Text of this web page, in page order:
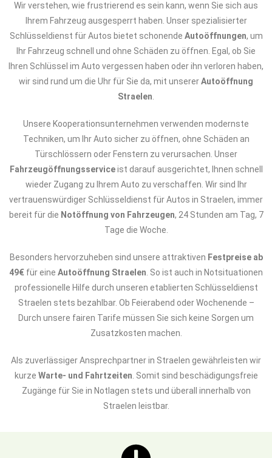
Wir verstehen, wie frustrierend es sein kann, wenn Sie sich aus
Ihrem Fahrzeug ausgesperrt haben. Unser spezialisierter
Schlüsseldienst für Autos bietet schonende Autoöffnungen, um
Ihr Fahrzeug schnell und ohne Schäden zu öffnen. Egal, ob Sie
Ihren Schlüssel im Auto vergessen haben oder ihn verloren haben,
wir sind rund um die Uhr für Sie da, mit unsererAutoöffnung
Straelen
Unsere Kooperationsunternehmen verwenden modernste
Techniken, um Ihr Auto sicher zu öffnen, ohne Schäden an
Türschlössern oder Fenstern zu verursachen. Unser
Fahrzeugöffnungsserviceist darauf ausgerichtet, Ihnen schnell
wieder Zugang zu Ihrem Auto zu verschaffen. Wir sind Ihr
vertrauenswürdiger Schlüsseldienst für Autos in Straelen, immer
bereit für die Notöffnung von Fahrzeugen, 24 Stunden am Tag, 7
Tage die Woche.
Besonders hervorzuheben sind unsere attraktiven Festpreise ab
49€ für eine Autoöffnung Straelen . So ist auch in Notsituationen
professionelle Hilfe durch unseren etablierten Schlüsseldienst
Straelen stets bezahlbar. Ob Feierabend oder Wochenende –
Durch unsere fairen Tarife müssen Sie sich keine Sorgen um
Zusatzkosten machen.
Als zuverlässiger Ansprechpartner in Straelen gewährleisten wir
kurze Warte- und Fahrtzeiten . Somit sind beschädigungsfreie
Zugänge für Sie in Notlagen stets und überall innerhalb von
Straelen leistbar.